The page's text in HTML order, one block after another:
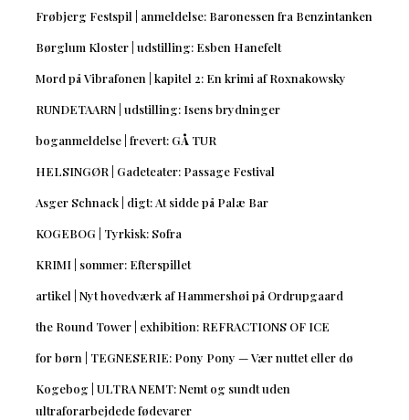
Frøbjerg Festspil | anmeldelse: Baronessen fra Benzintanken
Børglum Kloster | udstilling: Esben Hanefelt
Mord på Vibrafonen | kapitel 2: En krimi af Roxnakowsky
RUNDETAARN | udstilling: Isens brydninger
boganmeldelse | frevert: GÅ TUR
HELSINGØR | Gadeteater: Passage Festival
Asger Schnack | digt: At sidde på Palæ Bar
KOGEBOG | Tyrkisk: Sofra
KRIMI | sommer: Efterspillet
artikel | Nyt hovedværk af Hammershøi på Ordrupgaard
the Round Tower | exhibition: REFRACTIONS OF ICE
for børn | TEGNESERIE: Pony Pony — Vær nuttet eller dø
Kogebog | ULTRA NEMT: Nemt og sundt uden
ultraforarbejdede fødevarer